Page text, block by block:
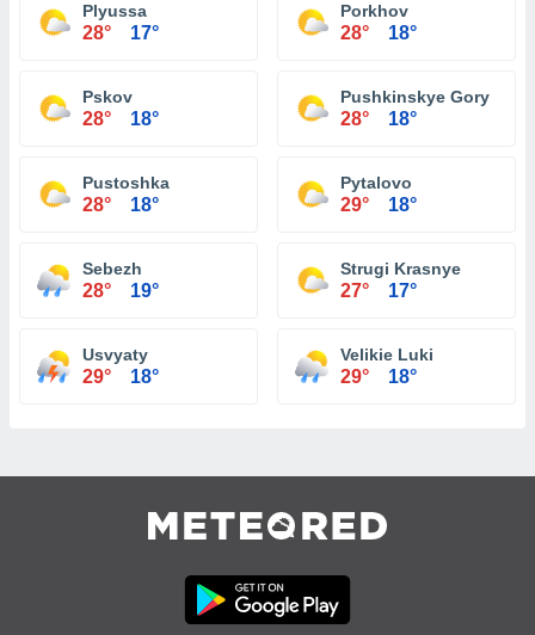
Plyussa
28° 17°
Porkhov
28° 18°
Pskov
28° 18°
Pushkinskye Gory
28° 18°
Pustoshka
28° 18°
Pytalovo
29° 18°
Sebezh
28° 19°
Strugi Krasnye
27° 17°
Usvyaty
29° 18°
Velikie Luki
29° 18°